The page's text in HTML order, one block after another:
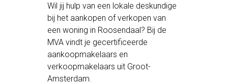
Wil jij hulp van een lokale deskundige
bij het aankopen of verkopen van
een woning in Roosendaal? Bij de
MVA vindt je gecertificeerde
aankoopmakelaars en
verkoopmakelaars uit Groot-
Amsterdam.